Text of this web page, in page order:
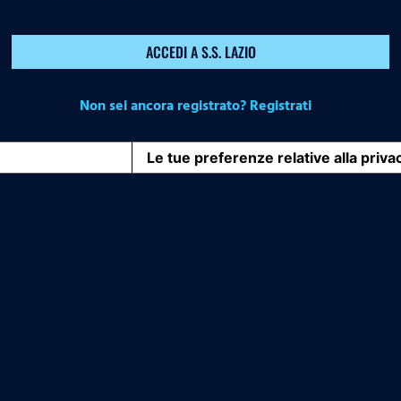
ACCEDI A S.S. LAZIO
Non sei ancora registrato? Registrati
Le tue preferenze relative alla